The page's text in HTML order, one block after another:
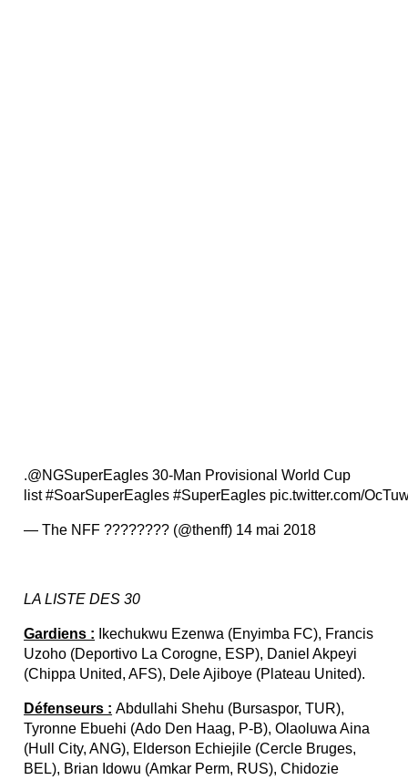
.@NGSuperEagles 30-Man Provisional World Cup
list #SoarSuperEagles #SuperEagles pic.twitter.com/
— The NFF ???????? (@thenff) 14 mai 2018
LA LISTE DES 30
Gardiens : Ikechukwu Ezenwa (Enyimba FC), Francis
Uzoho (Deportivo La Corogne, ESP), Daniel Akpeyi
(Chippa United, AFS), Dele Ajiboye (Plateau United).
Défenseurs : Abdullahi Shehu (Bursaspor, TUR),
Tyronne Ebuehi (Ado Den Haag, P-B), Olaoluwa Aina
(Hull City, ANG), Elderson Echiejile (Cercle Bruges,
BEL), Brian Idowu (Amkar Perm, RUS), Chidozie